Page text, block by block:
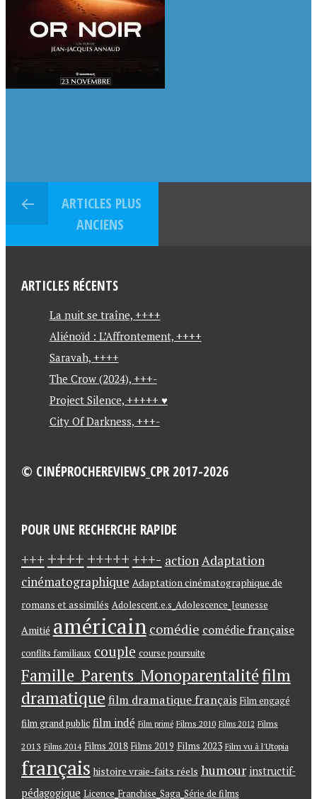
ARTICLES PLUS
ANCIENS
ARTICLES RÉCENTS
La nuit se traîne, ++++
Aliénoïd : L’Affrontement, ++++
Saravah, ++++
The Crow (2024), +++-
Project Silence, +++++ ♥
City Of Darkness, +++-
© CINÉPROCHEREVIEWS_CPR 2017-2026
POUR UNE RECHERCHE RAPIDE
+++ ++++ +++++ +++- actionAdaptation
cinématographique Adaptation cinématographique de
romans et assimilés Adolescent.e.s_Adolescence_Jeunesse
Amitié américain comédie comédie française
conflits familiaux couple course poursuite
Famille_Parents_Monoparentalitéfilm
dramatique film dramatique français Film engagé
film grand public film indé Film primé Films 2010 Films 2012 Films
2013 Films 2014 Films 2018 Films 2019 Films 2023 Film vu à l'Utopia
français histoire vraie-faits réels humour instructif-
pédagogique Licence_Franchise_Saga_Série de films